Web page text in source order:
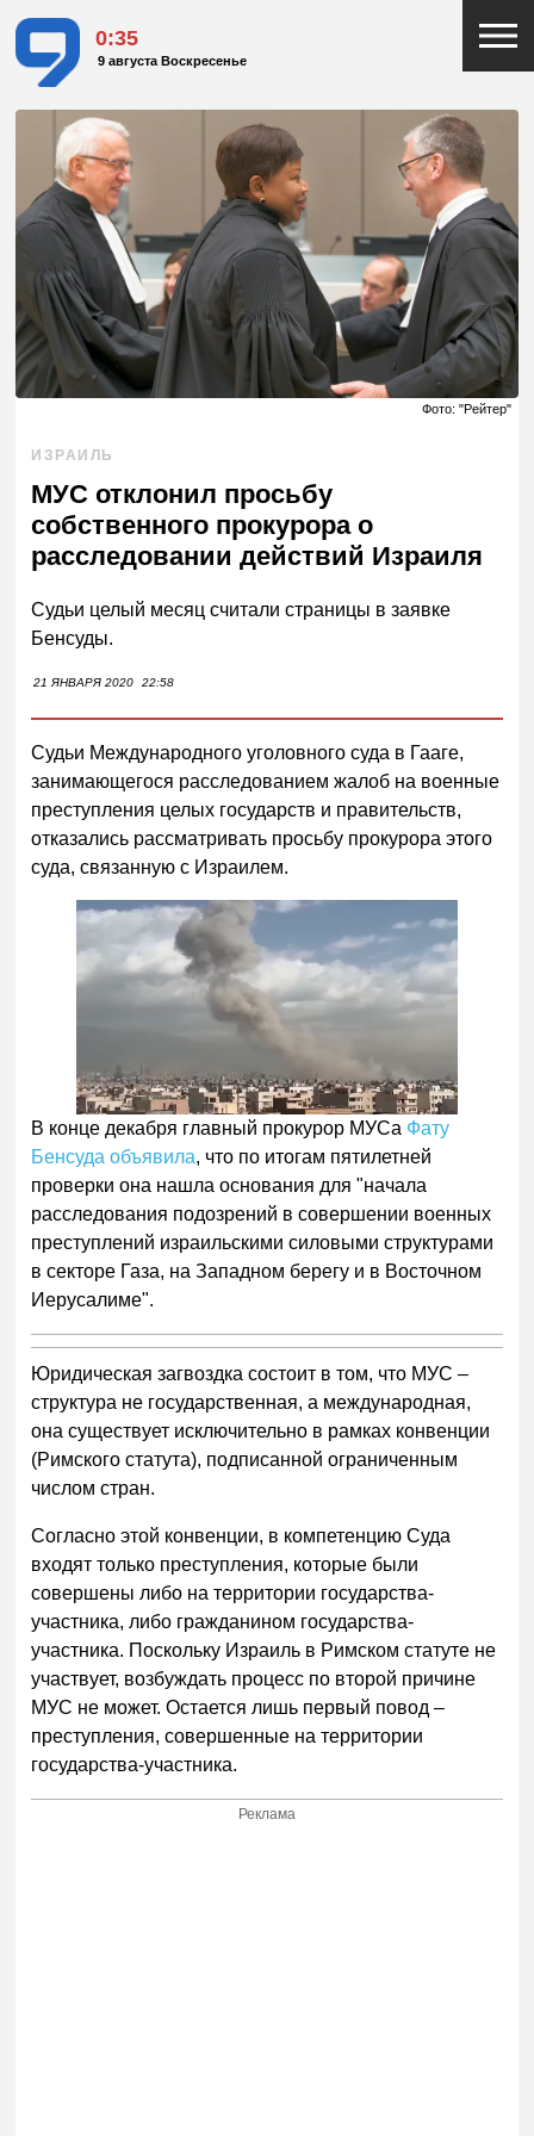
0:35
9 августа Воскресенье
Фото: "Рейтер"
ИЗРАИЛЬ
МУС отклонил просьбу
собственного прокурора о
расследовании действий Израиля
Судьи целый месяц считали страницы в заявке
Бенсуды.
21 ЯНВАРЯ 2020 22:58
Судьи Международного уголовного суда в Гааге,
занимающегося расследованием жалоб на военные
преступления целых государств и правительств,
отказались рассматривать просьбу прокурора этого
суда, связанную с Израилем.
В конце декабря главный прокурор МУСа Фату
Бенсуда объявила, что по итогам пятилетней
проверки она нашла основания для "начала
расследования подозрений в совершении военных
преступлений израильскими силовыми структурами
в секторе Газа, на Западном берегу и в Восточном
Иерусалиме".
Юридическая загвоздка состоит в том, что МУС –
структура не государственная, а международная,
она существует исключительно в рамках конвенции
(Римского статута), подписанной ограниченным
числом стран.
Согласно этой конвенции, в компетенцию Суда
входят только преступления, которые были
совершены либо на территории государства-
участника, либо гражданином государства-
участника. Поскольку Израиль в Римском статуте не
участвует, возбуждать процесс по второй причине
МУС не может. Остается лишь первый повод –
преступления, совершенные на территории
государства-участника.
Реклама